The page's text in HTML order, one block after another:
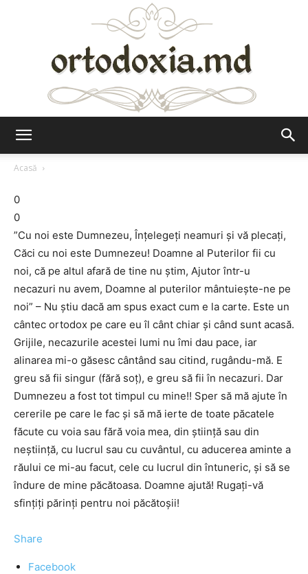
Acasă
0
0
”Cu noi este Dumnezeu, Înțelegeți neamuri și vă plecați,
Căci cu noi este Dumnezeu! Doamne al Puterilor fii cu
noi, că pe altul afară de tine nu știm, Ajutor într-u
necazuri nu avem, Doamne al puterilor mântuiește-ne pe
noi” – Nu știu dacă am spus exact cum e la carte. Este un
cântec ortodox pe care eu îl cânt chiar și când sunt acasă.
Grijile, necazurile acestei lumi nu îmi dau pace, iar
alinarea mi-o găsesc cântând sau citind, rugându-mă. E
greu să fii singur (fără soț), e greu să fii în necazuri. Dar
Dumnezeu a fost tot timpul cu mine!! Sper să mă ajute în
cererile pe care le fac și să mă ierte de toate păcatele
făcute cu voia sau fără voia mea, din știință sau din
neștiință, cu lucrul sau cu cuvântul, cu aducerea aminte a
răului ce mi-au facut, cele cu lucrul din întuneric, și să se
îndure de mine păcătoasa. Doamne ajută! Rugați-vă
sfințiți părinți pentru noi păcătoșii!
Share
Facebook